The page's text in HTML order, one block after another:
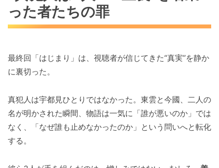
った者たちの罪
最終回「はじまり」は、視聴者が信じてきた“真実”を静か
に裏切った。
真犯人は宇都見ひとりではなかった。東雲と今國、二人の
名が明かされた瞬間、物語は一気に「誰が悪いのか」では
なく、「なぜ誰も止めなかったのか」という問いへと転化
する。